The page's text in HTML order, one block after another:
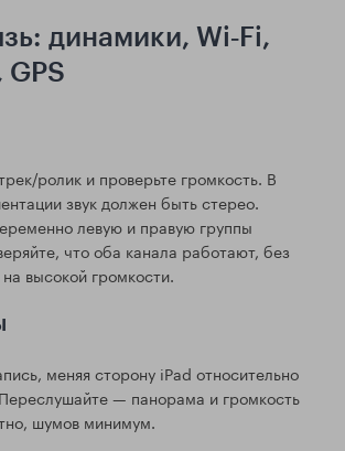
динамики, Wi‑Fi,
ролик и проверьте громкость. В
звук должен быть стерео.
левую и правую группы
что оба канала работают, без
высокой громкости.
меняя сторону iPad относительно
— панорама и громкость
шумов минимум.